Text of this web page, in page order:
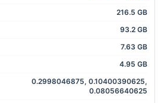
216.5 GB
93.2 GB
7.63 GB
4.95 GB
0.2998046875, 0.10400390625,
0.08056640625